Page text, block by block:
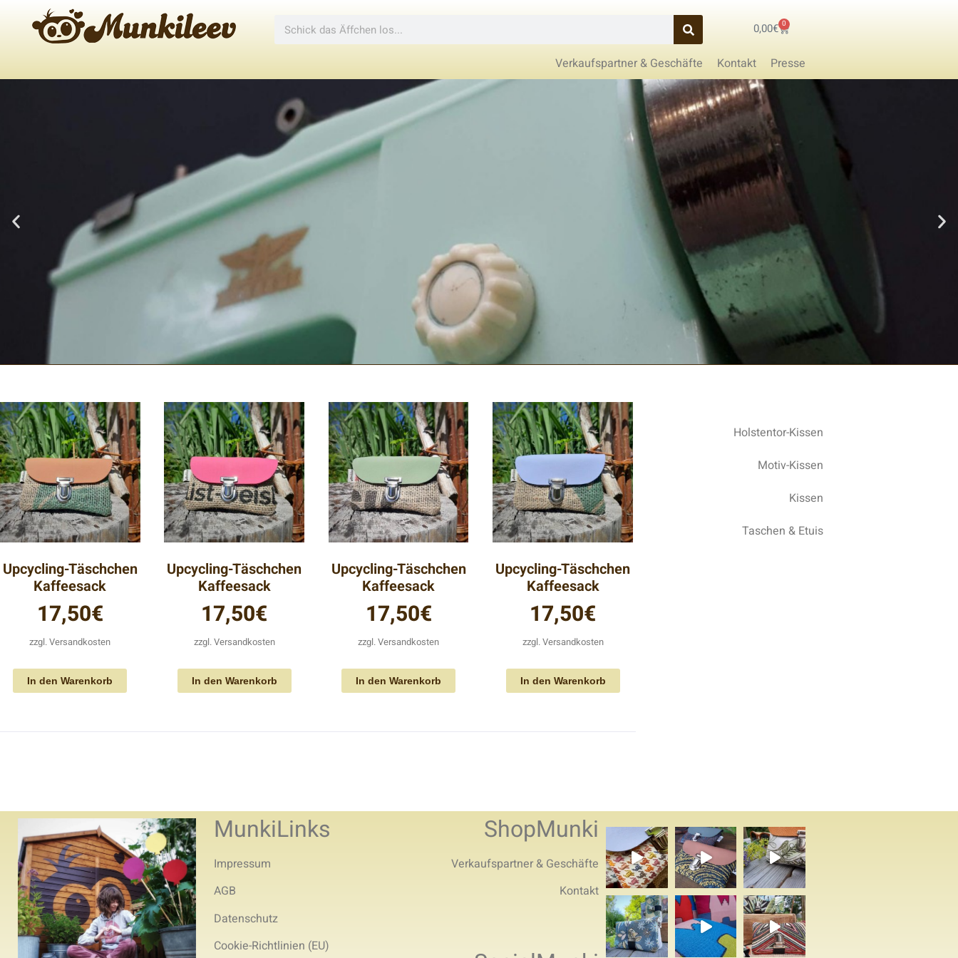
0,00€ 0
Verkaufspartner & Geschäfte Kontakt Presse
UpcyclingManufaktur
In liebevoller Handarbeit fertige ich hochwertige Unikate und Kleinserien. Verarbeitet wird dabei alles, was
mir in die Finger kommt! Ich lege hohen Wert auf Nachhaltigkeit und verwende für meine Werke z. B.
ausgediente Stoff- und Leder-Musterkataloge renommierter Möbelhäuser, aus denen u.a. die beliebten
Holstentor-Kissen entstehen.
Upcycling-Täschchen
Kaffeesack
17,50€
zzgl.Versandkosten
In den Warenkorb
Upcycling-Täschchen
Kaffeesack
17,50€
zzgl.Versandkosten
In den Warenkorb
Upcycling-Täschchen
Kaffeesack
17,50€
zzgl.Versandkosten
In den Warenkorb
Upcycling-Täschchen
Kaffeesack
17,50€
zzgl.Versandkosten
In den Warenkorb
Holstentor-Kissen
Motiv-Kissen
Kissen
Taschen & Etuis
MunkiLinks
Impressum
AGB
Datenschutz
Cookie-Richtlinien (EU)
ShopMunki
Verkaufspartner & Geschäfte
Kontakt